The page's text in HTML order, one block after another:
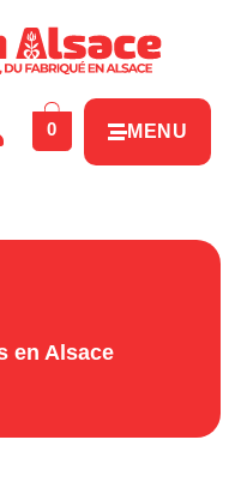
0 MENU
en Alsace